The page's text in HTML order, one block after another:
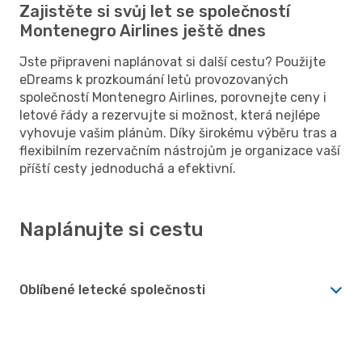
Zajistěte si svůj let se společností
Montenegro Airlines ještě dnes
Jste připraveni naplánovat si další cestu? Použijte
eDreams k prozkoumání letů provozovaných
společností Montenegro Airlines, porovnejte ceny i
letové řády a rezervujte si možnost, která nejlépe
vyhovuje vašim plánům. Díky širokému výběru tras a
flexibilním rezervačním nástrojům je organizace vaší
příští cesty jednoduchá a efektivní.
Naplánujte si cestu
Oblíbené letecké společnosti